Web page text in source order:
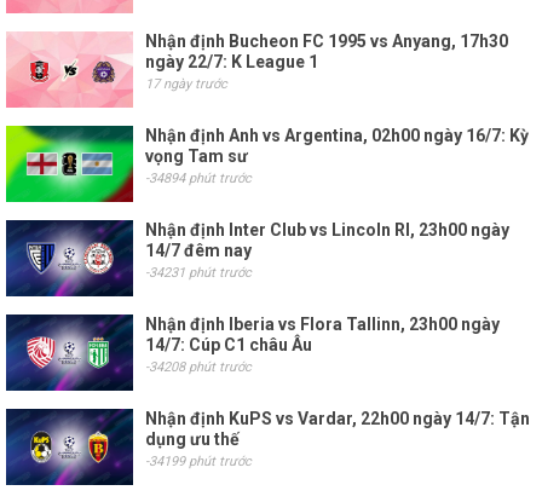
Nhận định Bucheon FC 1995 vs Anyang, 17h30
ngày 22/7: K League 1
17 ngày trước
Nhận định Anh vs Argentina, 02h00 ngày 16/7: Kỳ
vọng Tam sư
-34894 phút trước
Nhận định Inter Club vs Lincoln RI, 23h00 ngày
14/7 đêm nay
-34231 phút trước
Nhận định Iberia vs Flora Tallinn, 23h00 ngày
14/7: Cúp C1 châu Âu
-34208 phút trước
Nhận định KuPS vs Vardar, 22h00 ngày 14/7: Tận
dụng ưu thế
-34199 phút trước